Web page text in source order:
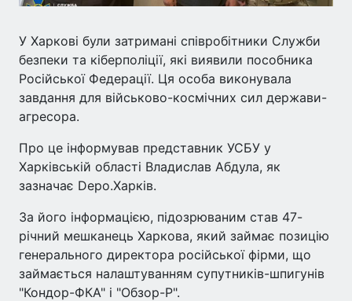
У Харкові були затримані співробітники Служби
безпеки та кіберполіції, які виявили пособника
Російської Федерації. Ця особа виконувала
завдання для військово-космічних сил держави-
агресора.
Про це інформував представник УСБУ у
Харківській області Владислав Абдула, як
зазначає Depo.Харків.
За його інформацією, підозрюваним став 47-
річний мешканець Харкова, який займає позицію
генерального директора російської фірми, що
займається налаштуванням супутників-шпигунів
"Кондор-ФКА" і "Обзор-Р".